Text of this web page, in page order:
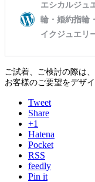
ご試着、ご検討の際は
お客様のご要望をデザ
Tweet
Share
+1
Hatena
Pocket
RSS
feedly
Pin it